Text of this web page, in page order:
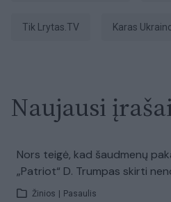
tik Lrytas.TV karas
Naujausi
Nors teigė, kad šaudmenų
„Patriot“ D. Trumpas skirti
Žinios Pasaulis